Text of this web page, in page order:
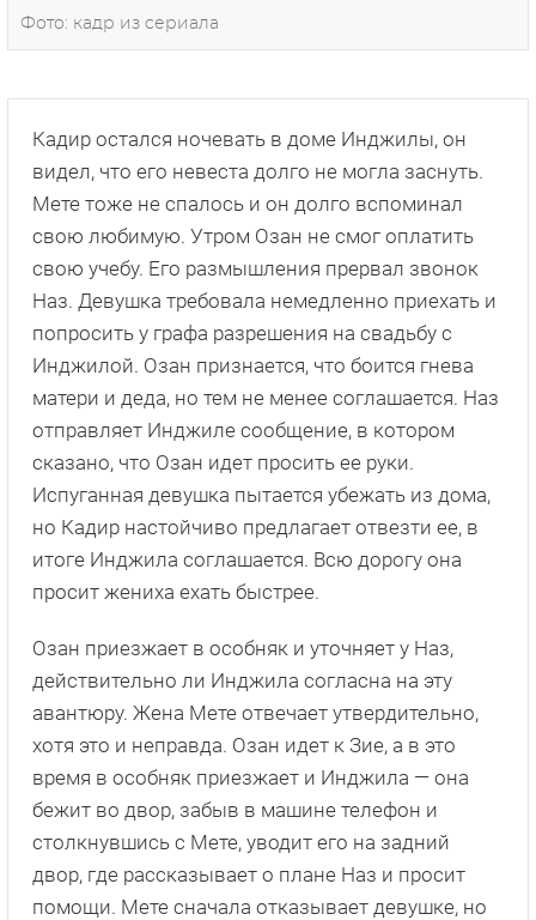
Фото: кадр из сериала
Кадир остался ночевать в доме Инджилы, он
видел, что его невеста долго не могла заснуть.
Мете тоже не спалось и он долго вспоминал
свою любимую. Утром Озан не смог оплатить
свою учебу. Его размышления прервал звонок
Наз. Девушка требовала немедленно приехать и
попросить у графа разрешения на свадьбу с
Инджилой. Озан признается, что боится гнева
матери и деда, но тем не менее соглашается. Наз
отправляет Инджиле сообщение, в котором
сказано, что Озан идет просить ее руки.
Испуганная девушка пытается убежать из дома,
но Кадир настойчиво предлагает отвезти ее, в
итоге Инджила соглашается. Всю дорогу она
просит жениха ехать быстрее.
Озан приезжает в особняк и уточняет у Наз,
действительно ли Инджила согласна на эту
авантюру. Жена Мете отвечает утвердительно,
хотя это и неправда. Озан идет к Зие, а в это
время в особняк приезжает и Инджила — она
бежит во двор, забыв в машине телефон и
столкнувшись с Мете, уводит его на задний
двор, где рассказывает о плане Наз и просит
помощи. Мете сначала отказывает девушке, но